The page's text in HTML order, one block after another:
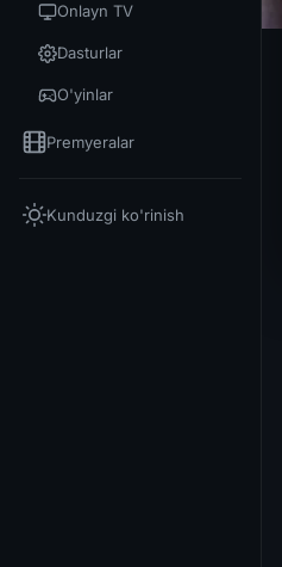
Onlayn TV
Dasturlar
O'yinlar
Premyeralar
Kunduzgi ko'rinish